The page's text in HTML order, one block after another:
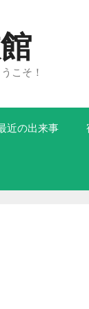
こそ！
近の出来事